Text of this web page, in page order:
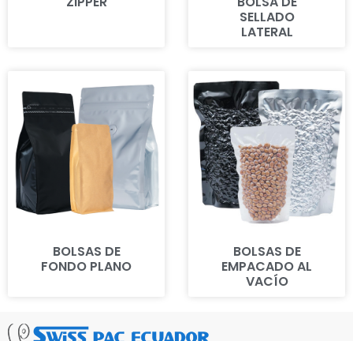
SELLADO
LATERAL
BOLSAS DE
FONDO PLANO
BOLSAS DE
EMPACADO AL
VACÍO